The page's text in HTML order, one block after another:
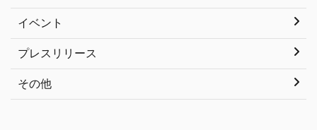
イベント
プレスリリース
その他